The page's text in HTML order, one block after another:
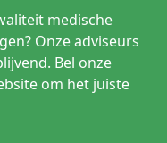
medische
Onze adviseurs
Bel onze
om het juiste